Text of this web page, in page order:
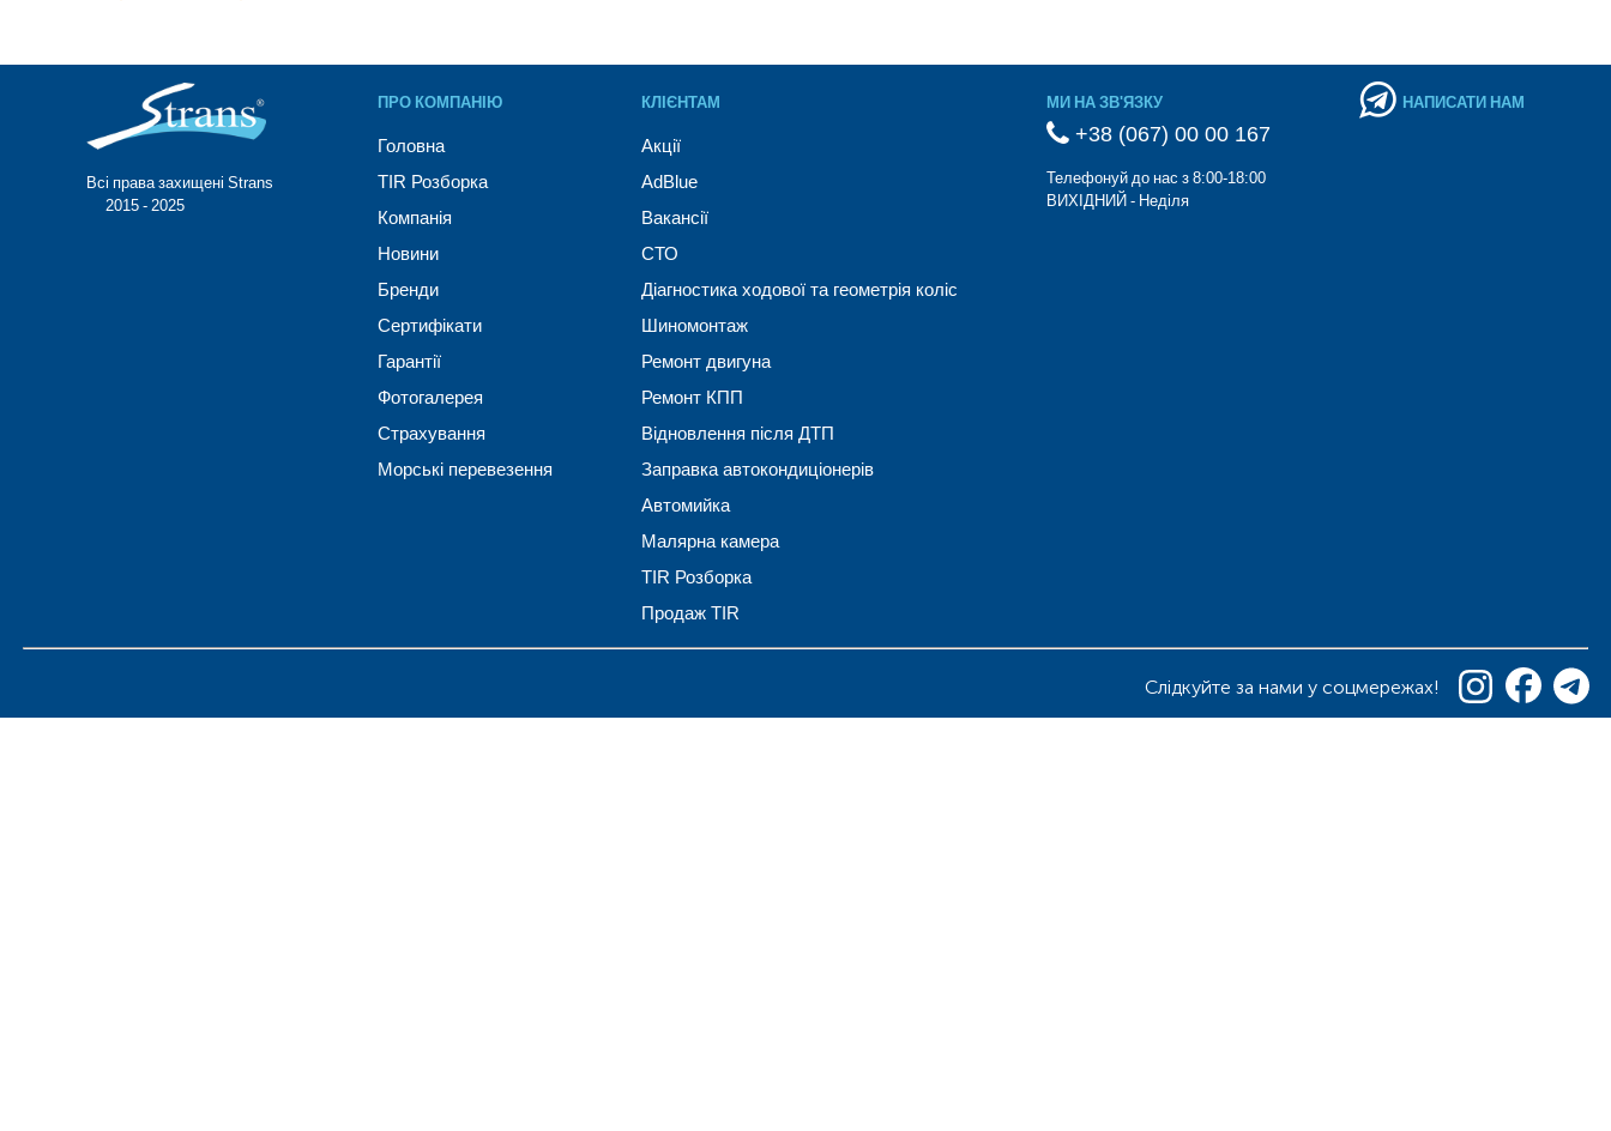
Всі права захищені Strans®
© 2015 - 2025
ПРО КОМПАНІЮ
Головна
TIR Розборка
Компанія
Новини
Бренди
Сертифікати
Гарантії
Фотогалерея
Страхування
Морські перевезення
КЛІЄНТАМ
Акції
AdBlue
Вакансії
СТО
Діагностика ходової та геометрія коліс
Шиномонтаж
Ремонт двигуна
Ремонт КПП
Відновлення після ДТП
Заправка автокондиціонерів
Автомийка
Малярна камера
TIR Розборка
Продаж TIR
МИ НА ЗВ'ЯЗКУ
+38 (067) 00 00 167
Телефонуй до нас з 8:00-18:00
ВИХІДНИЙ - Неділя
НАПИСАТИ НАМ
Слідкуйте за нами у соцмережах!